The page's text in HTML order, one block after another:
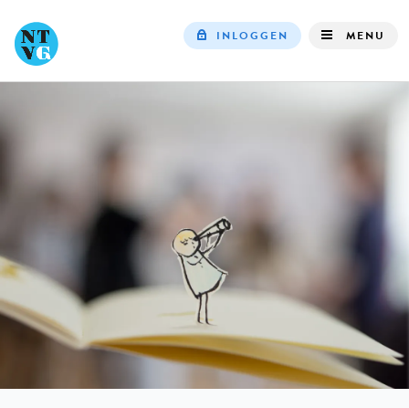
navigation
INLOGGEN MENU